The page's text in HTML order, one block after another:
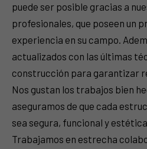
puede ser posible gracias a
profesionales, que poseen un
experiencia en su campo.
actualizados con las últimas
construcción para garantizar
Nos gustan los trabajos bien
aseguramos de que cada
sea segura, funcional y
Trabajamos en estrecha